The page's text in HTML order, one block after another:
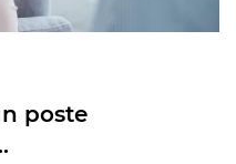
poste